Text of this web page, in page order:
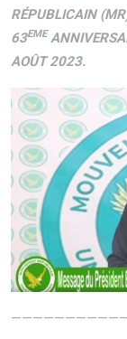
RÉPUBLICAIN
63EME
AOÛT 2023.